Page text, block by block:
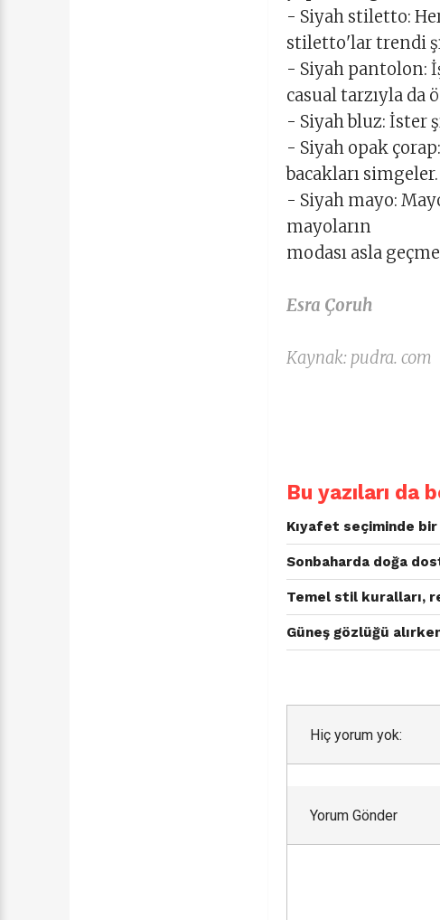
- Siyah stiletto:
stiletto'lar trendi
- Siyah pantolon:
casual tarzıyla da
- Siyah bluz: İster
- Siyah opak
bacakları simgeler.
- Siyah mayo:
mayoların
modası asla
Esra Çoruh
Kaynak: pudra. com
Bu yazıları da
Kıyafet seçiminde bir
Sonbaharda doğa
Temel stil kuralları,
Güneş gözlüğü
Hiç yorum yok:
Yorum Gönder